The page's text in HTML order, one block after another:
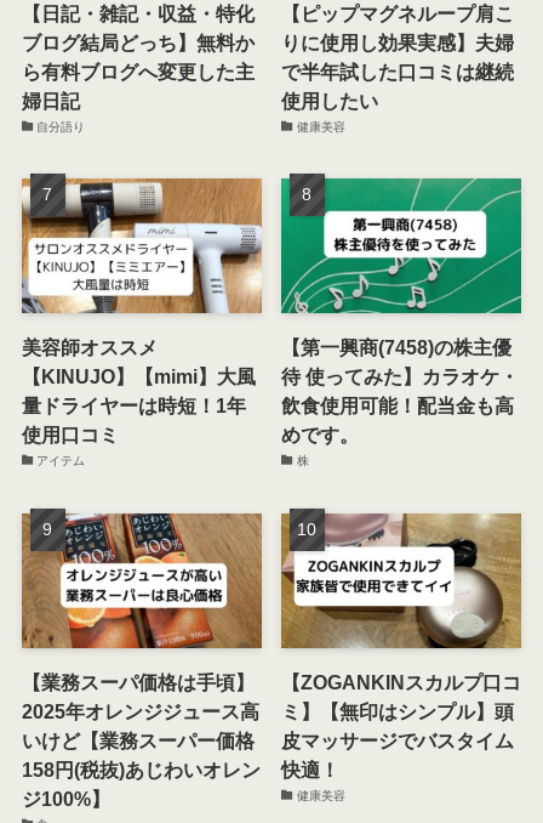
【日記・雑記・収益・特化
ブログ結局どっち】無料か
ら有料ブログへ変更した主
婦日記
自分語り
【ピップマグネループ肩こ
りに使用し効果実感】夫婦
で半年試した口コミは継続
使用したい
健康美容
美容師オススメ
【KINUJO】【mimi】大風
量ドライヤーは時短！1年
使用口コミ
アイテム
【第一興商(7458)の株主優
待 使ってみた】カラオケ・
飲食使用可能！配当金も高
めです。
株
【業務スーパ価格は手頃】
2025年オレンジジュース高
いけど【業務スーパー価格
158円(税抜)あじわいオレン
ジ100%】
【ZOGANKINスカルプ口コ
ミ】【無印はシンプル】頭
皮マッサージでバスタイム
快適！
健康美容